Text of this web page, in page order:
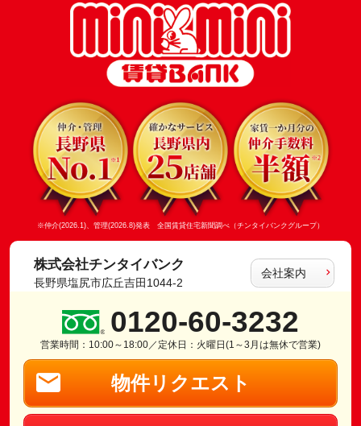
※仲介(2026.1)、管理(2026.8)発表 全国賃貸住宅新聞調べ（チンタイバンクグループ）
株式会社チンタイバンク
長野県塩尻市広丘吉田1044-2
会社案内
0120-60-3232
営業時間：10:00～18:00／定休日：火曜日(1～3月は無休で営業)
物件リクエスト